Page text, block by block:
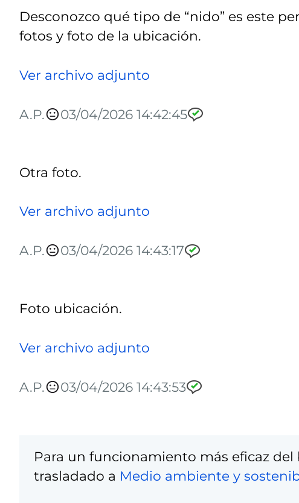
Desconozco qué tipo de “nido” es este
fotos y foto de la ubicación.
Ver archivo adjunto
A.P. 03/04/2026 14:42:45
Otra foto.
Ver archivo adjunto
A.P. 03/04/2026 14:43:17
Foto ubicación.
Ver archivo adjunto
A.P. 03/04/2026 14:43:53
Para un funcionamiento más eficaz
trasladado a Medio ambiente y